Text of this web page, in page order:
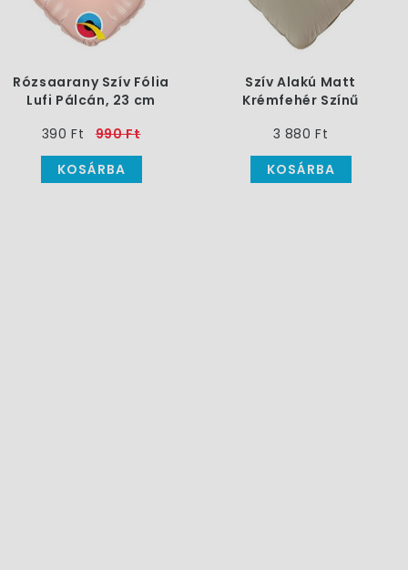
Rózsaarany Szív Fólia
Lufi Pálcán, 23 cm
390 Ft
990 Ft
KOSÁRBA
Szív Alakú Matt
Krémfehér Színű
cm
3 880 Ft
KOSÁRBA